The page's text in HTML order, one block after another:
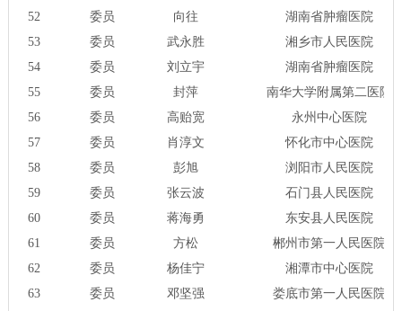
52
委员 向往
湖南省肿瘤医院
53
委员 武永胜
湘乡市人民医院
54
委员 刘立宇
湖南省肿瘤医院
55
委员 封萍
南华大学附属第二医院
56
委员 高贻宽
永州中心医院
57
委员 肖淳文
怀化市中心医院
58
委员 彭旭
浏阳市人民医院
59
委员 张云波
石门县人民医院
60
委员 蒋海勇
东安县人民医院
61
委员 方松
郴州市第一人民医院
62
委员 杨佳宁
湘潭市中心医院
63
委员 邓坚强
娄底市第一人民医院